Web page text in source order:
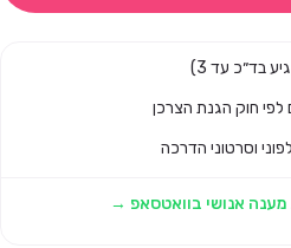
וסרטוני הדרכה
אנושי בוואטסאפ →